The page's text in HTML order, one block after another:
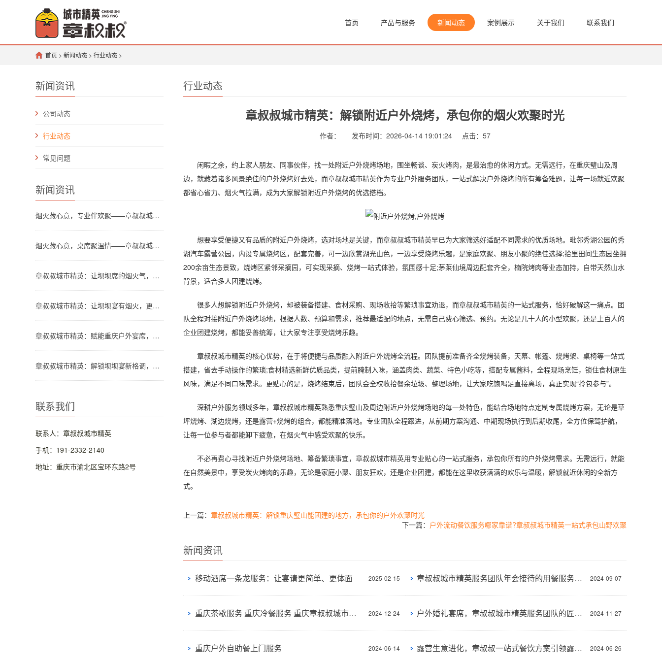
首页 产品与服务 新闻动态 案例展示 关于我们 联系我们
首页 > 新闻动态 > 行业动态 >
新闻资讯
公司动态
行业动态
常见问题
新闻资讯
烟火藏心意，专业伴欢聚——章叔叔城市精英团队解锁川渝坝坝宴新格调
烟火藏心意，桌席聚温情——章叔叔城市精英团队解锁川渝坝坝宴新格调
章叔叔城市精英：让坝坝席的烟火气，温暖都市人的团圆时刻
章叔叔城市精英：让坝坝宴有烟火，更有品质
章叔叔城市精英：赋能重庆户外宴席，让山水间的欢聚更有格调
章叔叔城市精英：解锁坝坝宴新格调，让烟火欢聚更省心
联系我们
联系人：章叔叔城市精英
手机：191-2332-2140
地址：重庆市渝北区宝环东路2号
行业动态
章叔叔城市精英：解锁附近户外烧烤，承包你的烟火欢聚时光
作者： 发布时间：2026-04-14 19:01:24 点击： 57
闲暇之余，约上家人朋友、同事伙伴，找一处附近户外烧烤场地，围坐畅谈、炭火烤肉，是最治愈的休闲方式。无需远行，在重庆璧山及周
边，就藏着诸多风景绝佳的户外烧烤好去处，而章叔叔城市精英作为专业户外服务团队，一站式解决户外烧烤的所有筹备难题，让每一场就近欢聚
都省心省力、烟火气拉满，成为大家解锁附近户外烧烤的优选搭档。
想要享受便捷又有品质的附近户外烧烤，选对场地是关键，而章叔叔城市精英早已为大家筛选好适配不同需求的优质场地。毗邻秀湖公园的秀
湖汽车露营公园，内设专属烧烤区，配套完善，可一边欣赏湖光山色，一边享受烧烤乐趣，是家庭欢聚、朋友小聚的绝佳选择;拾里田间生态园坐拥
200余亩生态景致，烧烤区紧邻采摘园，可实现采摘、烧烤一站式体验，氛围感十足;茅莱仙境周边配套齐全，楠院烤肉等业态加持，自带天然山水
背景，适合多人团建烧烤。
很多人想解锁附近户外烧烤，却被装备搭建、食材采购、现场收拾等繁琐事宜劝退，而章叔叔城市精英的一站式服务，恰好破解这一痛点。团
队全程对接附近户外烧烤场地，根据人数、预算和需求，推荐最适配的地点，无需自己费心筛选、预约。无论是几十人的小型欢聚，还是上百人的
企业团建烧烤，都能妥善统筹，让大家专注享受烧烤乐趣。
章叔叔城市精英的核心优势，在于将便捷与品质融入附近户外烧烤全流程。团队提前准备齐全烧烤装备，天幕、帐篷、烧烤架、桌椅等一站式
搭建，省去手动操作的繁琐;食材精选新鲜优质品类，提前腌制入味，涵盖肉类、蔬菜、特色小吃等，搭配专属酱料，全程现场烹饪，锁住食材原生
风味，满足不同口味需求。更贴心的是，烧烤结束后，团队会全权收拾餐余垃圾、整理场地，让大家吃饱喝足直接离场，真正实现“拎包参与”。
深耕户外服务领域多年，章叔叔城市精英熟悉重庆璧山及周边附近户外烧烤场地的每一处特色，能结合场地特点定制专属烧烤方案，无论是草
坪烧烤、湖边烧烤，还是露营+烧烤的组合，都能精准落地。专业团队全程跟进，从前期方案沟通、中期现场执行到后期收尾，全方位保驾护航，
让每一位参与者都能卸下疲惫，在烟火气中感受欢聚的快乐。
不必再费心寻找附近户外烧烤场地、筹备繁琐事宜，章叔叔城市精英用专业贴心的一站式服务，承包你所有的户外烧烤需求。无需远行，就能
在自然美景中，享受炭火烤肉的乐趣，无论是家庭小聚、朋友狂欢，还是企业团建，都能在这里收获满满的欢乐与温暖，解锁就近休闲的全新方
式。
上一篇： 章叔叔城市精英：解锁重庆璧山能团建的地方，承包你的户外欢聚时光
下一篇： 户外流动餐饮服务哪家靠谱?章叔叔城市精英一站式承包山野欢聚
新闻资讯
2025-02-15
移动酒席一条龙服务：让宴请更简单、更体面 2024-09-07
章叔叔城市精英服务团队年会接待的用餐服务传奇
2024-12-24
重庆茶歇服务 重庆冷餐服务 重庆章叔叔城市精英公司为你服务 2024-11-27
户外婚礼宴席，章叔叔城市精英服务团队的匠心之作
2024-06-14
重庆户外自助餐上门服务 2024-06-26
露营生意进化，章叔叔一站式餐饮方案引领露营吃喝新生活方式 已完成搜索